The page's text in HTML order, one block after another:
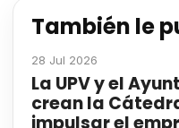
También le
28 Jul 2026
La UPV y el
crean la
impulsar el